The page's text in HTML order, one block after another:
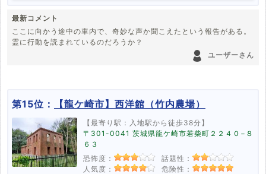
最新コメント
ここに向かう途中の車内で、奇妙な声か聞こえたという報告がある。
霊に行動を読まれているのだろうか？
ユーザーさん
第15位： 【龍ケ崎市】西洋館（竹内農場）
【最寄り駅：入地駅から徒歩38分】
〒301-0041 茨城県龍ケ崎市若柴町２２４０−８
６３
恐怖度：
話題性：
人気度：
危険性：